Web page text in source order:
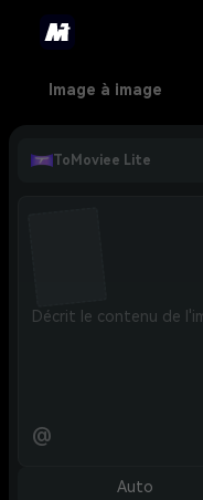
Image à image
ToMoviee Lite
@
Auto